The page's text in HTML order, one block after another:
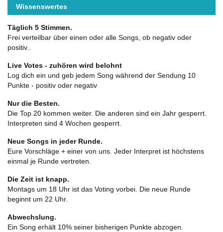
Wissenswertes
Täglich 5 Stimmen.
Frei verteilbar über einen oder alle Songs, ob negativ oder
positiv..
Live Votes - zuhören wird belohnt
Log dich ein und geb jedem Song während der Sendung 10
Punkte - positiv oder negativ
Nur die Besten.
Die Top 20 kommen weiter. Die anderen sind ein Jahr gesperrt.
Interpreten sind 4 Wochen gesperrt.
Neue Songs in jeder Runde.
Eure Vorschläge + einer von uns. Jeder Interpret ist höchstens
einmal je Runde vertreten.
Die Zeit ist knapp.
Montags um 18 Uhr ist das Voting vorbei. Die neue Runde
beginnt um 22 Uhr.
Abwechslung.
Ein Song erhält 10% seiner bisherigen Punkte abzogen.